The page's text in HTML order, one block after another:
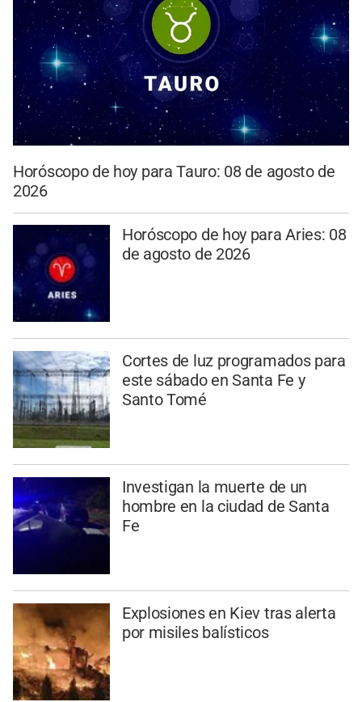
Horóscopo de hoy para Tauro: 08 de agosto de
2026
Horóscopo de hoy para Aries: 08
de agosto de 2026
Cortes de luz programados para
este sábado en Santa Fe y
Santo Tomé
Investigan la muerte de un
hombre en la ciudad de Santa
Fe
Explosiones en Kiev tras alerta
por misiles balísticos